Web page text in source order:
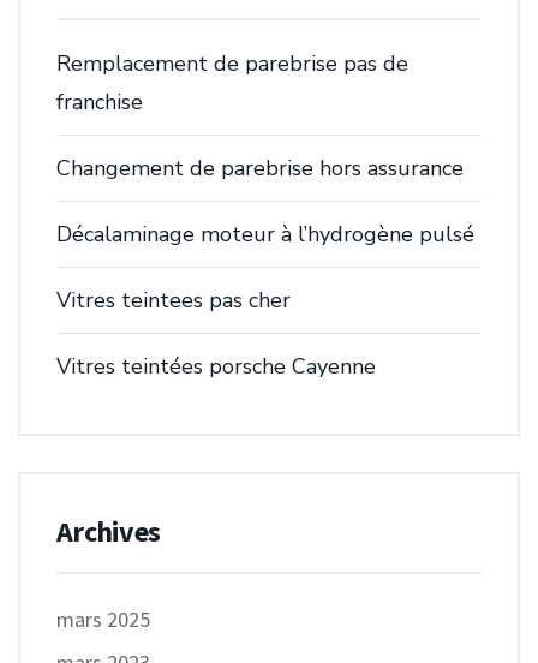
Remplacement de parebrise pas de
franchise
Changement de parebrise hors assurance
Décalaminage moteur à l’hydrogène pulsé
Vitres teintees pas cher
Vitres teintées porsche Cayenne
Archives
mars 2025